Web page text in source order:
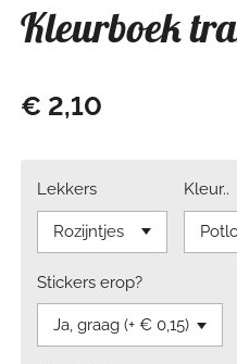
Kleurboek
€ 2,10
Lekkers Kleur..
Stickers erop?